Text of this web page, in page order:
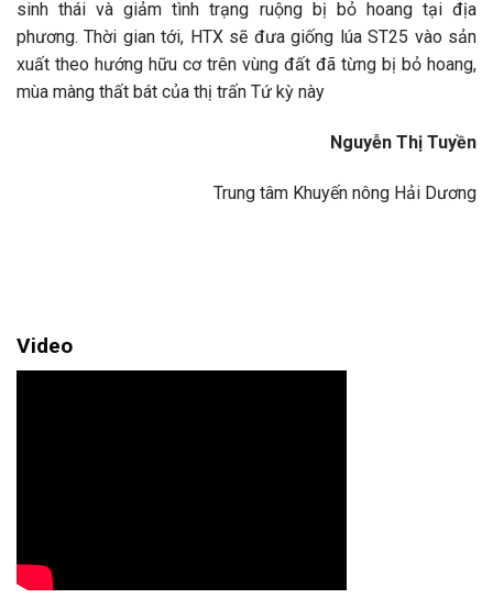
sinh thái và giảm tình trạng ruộng bị bỏ hoang tại địa
phương. Thời gian tới, HTX sẽ đưa giống lúa ST25 vào sản
xuất theo hướng hữu cơ trên vùng đất đã từng bị bỏ hoang,
mùa màng thất bát của thị trấn Tứ kỳ này
Nguyễn Thị Tuyền
Trung tâm Khuyến nông Hải Dương
Video